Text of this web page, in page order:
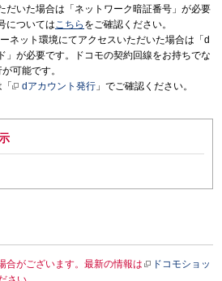
だいた場合は「ネットワーク暗証番号」が必要
についてはこちら をご確認ください。
ネット環境にてアクセスいただいた場合は「d
」が必要です。ドコモの契約回線をお持ちでな
可能です。
dアカウント発行 」でご確認ください。
合がございます。最新の情報は
ドコモショッ